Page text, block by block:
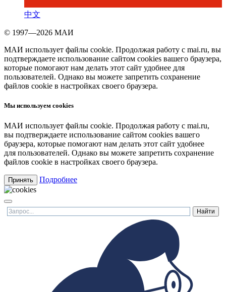
中文
© 1997—2026 МАИ
МАИ использует файлы cookie. Продолжая работу с mai.ru, вы
подтверждаете использование сайтом cookies вашего браузера,
которые помогают нам делать этот сайт удобнее для
пользователей. Однако вы можете запретить сохранение
файлов cookie в настройках своего браузера.
Мы используем cookies
МАИ использует файлы cookie. Продолжая работу с mai.ru,
вы подтверждаете использование сайтом cookies вашего
браузера, которые помогают нам делать этот сайт удобнее
для пользователей. Однако вы можете запретить сохранение
файлов cookie в настройках своего браузера.
Принять Подробнее